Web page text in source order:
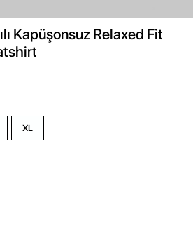
Kapüşonsuz Relaxed Fit
XL